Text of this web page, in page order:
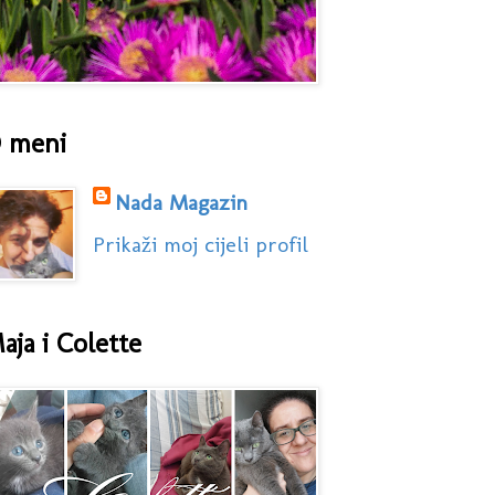
meni
Nada Magazin
Prikaži moj cijeli profil
i Colette